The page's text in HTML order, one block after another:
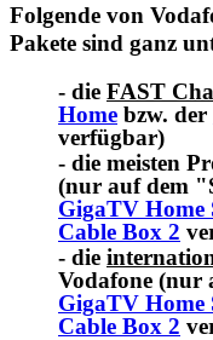
Folgende von
Pakete sind ganz
- die FAST
Home bzw. der
verfügbar)
- die meisten
(nur auf dem
GigaTV Home
Cable Box 2
- die
Vodafone (nur
GigaTV Home
Cable Box 2